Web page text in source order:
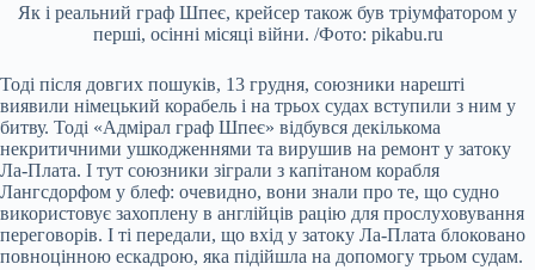
Як і реальний граф Шпеє, крейсер також був тріумфатором у
перші, осінні місяці війни. /Фото: pikabu.ru
Тоді після довгих пошуків, 13 грудня, союзники нарешті
виявили німецький корабель і на трьох судах вступили з ним у
битву. Тоді «Адмірал граф Шпеє» відбувся декількома
некритичними ушкодженнями та вирушив на ремонт у затоку
Ла-Плата. І тут союзники зіграли з капітаном корабля
Лангсдорфом у блеф: очевидно, вони знали про те, що судно
використовує захоплену в англійців рацію для прослуховування
переговорів. І ті передали, що вхід у затоку Ла-Плата блоковано
повноцінною ескадрою, яка підійшла на допомогу трьом судам.